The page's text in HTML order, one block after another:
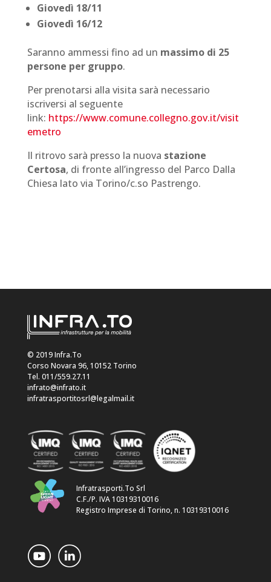
Giovedì 18/11
Giovedì 16/12
Saranno ammessi fino ad un massimo di 25
persone per gruppo.
Per prenotarsi alla visita sarà necessario
iscriversi al seguente
link: https://www.comune.collegno.gov.it/visit
emetro
Il ritrovo sarà presso la nuova stazione
Certosa, di fronte all’ingresso del Parco Dalla
Chiesa lato via Torino/c.so Pastrengo.
© 2019 Infra.To
Corso Novara 96, 10152 Torino
Tel. 011/559.27.11
infrato@infrato.it
infratrasportitosrl@legalmail.it
Infratrasporti.To Srl
C.F./P. IVA 10319310016
Registro Imprese di Torino, n. 10319310016